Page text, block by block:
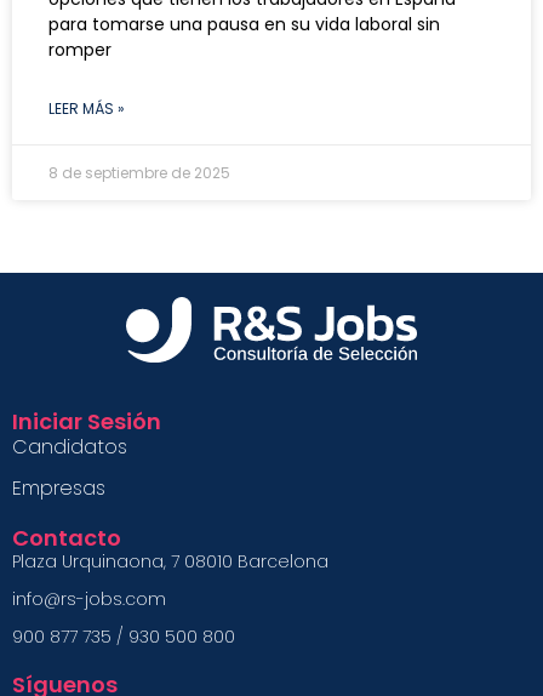
para tomarse una pausa en su vida laboral sin
romper
LEER MÁS »
8 de septiembre de 2025
Iniciar Sesión
Candidatos
Empresas
Contacto
Plaza Urquinaona, 7 08010 Barcelona
info@rs-jobs.com
900 877 735 / 930 500 800
Síguenos